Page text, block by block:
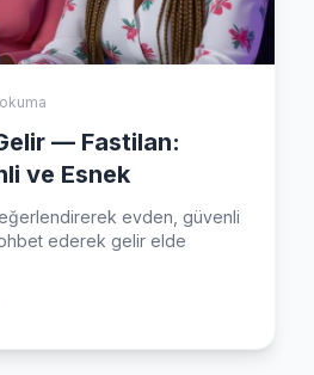
— Fastilan:
ve Esnek
evden, güvenli
ederek gelir elde